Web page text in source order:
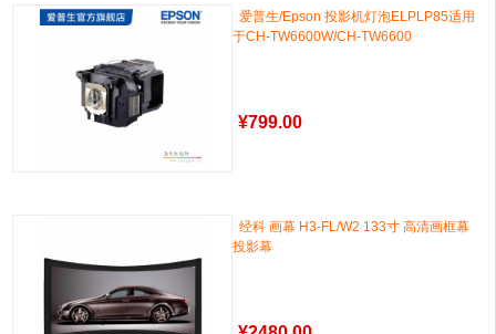
爱普生/Epson 投影机灯泡ELPLP85适用
于CH-TW6600W/CH-TW6600
¥799.00
经科 画幕 H3-FL/W2 133寸 高清画框幕
投影幕